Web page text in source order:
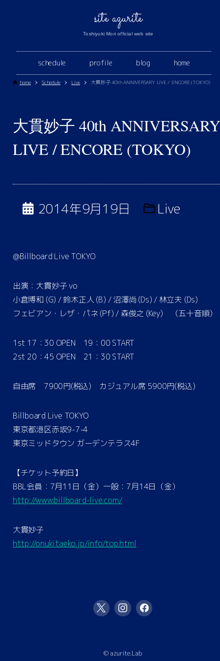
site azurite
Toshiyuki Mori official web site
schedule profile blog home
home Schedule Live 大貫妙子 40th ANNIVERSARY LIVE / ENCORE (TOKYO)
大貫妙子 40th ANNIVERSARY
LIVE / ENCORE (TOKYO)
2014年9月19日 Live
@Billboard Live TOKYO
出演：大貫妙子 vo
小倉博和 (G) / 鈴木正人 (B) / 沼澤尚 (Ds) / 林立夫 (Ds)
フェビアン・レザ・パネ (Pf) / 森俊之 (Key) （五十音順）
1st 17：30 OPEN 19：00 START
2st 20：45 OPEN 21：30 START
自由席 7900円(税込) カジュアル席 5900円(税込)
Billboard Live TOKYO
東京都港区赤坂9-7-4
東京ミッドタウン ガーデンテラス4F
【チケット予約日】
BBL会員：7月11日（金）一般：7月14日（金）
http://www.billboard-live.com/
大貫妙子
http://onukitaeko.jp/info/top.html
© azurite.Lab